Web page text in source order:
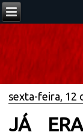
sexta-feira, 12
JÁ